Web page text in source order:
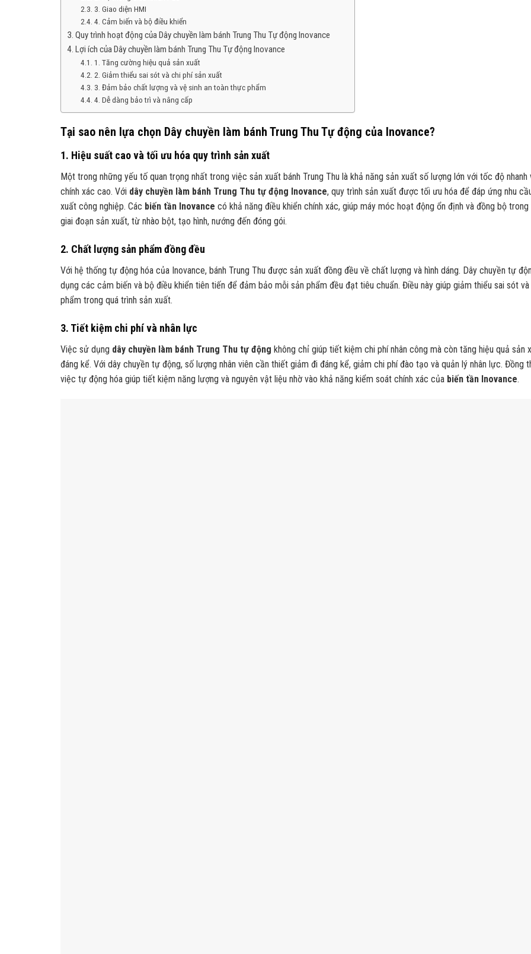
3. Giao diện HMI
4. Cảm biến và bộ điều khiển
Quy trình hoạt động của Dây chuyền làm bánh Trung Thu Tự động Inovance
Lợi ích của Dây chuyền làm bánh Trung Thu Tự động Inovance
1. Tăng cường hiệu quả sản xuất
2. Giảm thiểu sai sót và chi phí sản xuất
3. Đảm bảo chất lượng và vệ sinh an toàn thực phẩm
4. Dễ dàng bảo trì và nâng cấp
Tại sao nên lựa chọn Dây chuyền làm bánh Trung Thu Tự động của Inovance?
1. Hiệu suất cao và tối ưu hóa quy trình sản xuất
Một trong những yếu tố quan trọng nhất trong việc sản xuất bánh Trung Thu là khả năng sản xuất số lượng lớn với tốc độ nhanh
chính xác cao. Với dây chuyền làm bánh Trung Thu tự động Inovance, quy trình sản xuất được tối ưu hóa để đáp ứng nhu
xuất công nghiệp. Các biến tần Inovance có khả năng điều khiển chính xác, giúp máy móc hoạt động ổn định và đồng bộ
giai đoạn sản xuất, từ nhào bột, tạo hình, nướng đến đóng gói.
2. Chất lượng sản phẩm đồng đều
Với hệ thống tự động hóa của Inovance, bánh Trung Thu được sản xuất đồng đều về chất lượng và hình dáng. Dây chuyền tự
dụng các cảm biến và bộ điều khiển tiên tiến để đảm bảo mỗi sản phẩm đều đạt tiêu chuẩn. Điều này giúp giảm thiểu sai sót
phẩm trong quá trình sản xuất.
3. Tiết kiệm chi phí và nhân lực
Việc sử dụng dây chuyền làm bánh Trung Thu tự động không chỉ giúp tiết kiệm chi phí nhân công mà còn tăng hiệu quả sản
đáng kể. Với dây chuyền tự động, số lượng nhân viên cần thiết giảm đi đáng kể, giảm chi phí đào tạo và quản lý nhân lực. Đồng
việc tự động hóa giúp tiết kiệm năng lượng và nguyên vật liệu nhờ vào khả năng kiểm soát chính xác của biến tần Inovance.